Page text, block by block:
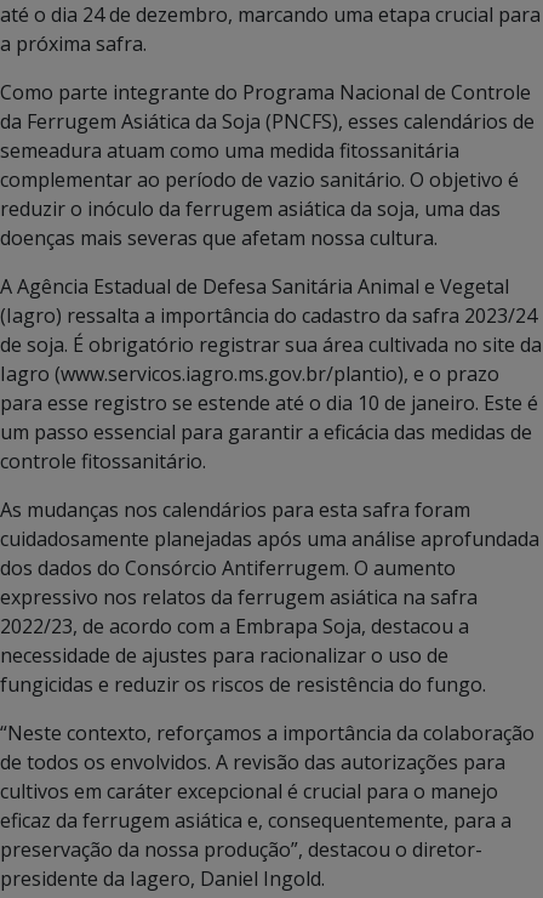
até o dia 24 de dezembro, marcando uma etapa crucial para
a próxima safra.
Como parte integrante do Programa Nacional de Controle
da Ferrugem Asiática da Soja (PNCFS), esses calendários de
semeadura atuam como uma medida fitossanitária
complementar ao período de vazio sanitário. O objetivo é
reduzir o inóculo da ferrugem asiática da soja, uma das
doenças mais severas que afetam nossa cultura.
A Agência Estadual de Defesa Sanitária Animal e Vegetal
(Iagro) ressalta a importância do cadastro da safra 2023/24
de soja. É obrigatório registrar sua área cultivada no site da
Iagro (www.servicos.iagro.ms.gov.br/plantio), e o prazo
para esse registro se estende até o dia 10 de janeiro. Este é
um passo essencial para garantir a eficácia das medidas de
controle fitossanitário.
As mudanças nos calendários para esta safra foram
cuidadosamente planejadas após uma análise aprofundada
dos dados do Consórcio Antiferrugem. O aumento
expressivo nos relatos da ferrugem asiática na safra
2022/23, de acordo com a Embrapa Soja, destacou a
necessidade de ajustes para racionalizar o uso de
fungicidas e reduzir os riscos de resistência do fungo.
“Neste contexto, reforçamos a importância da colaboração
de todos os envolvidos. A revisão das autorizações para
cultivos em caráter excepcional é crucial para o manejo
eficaz da ferrugem asiática e, consequentemente, para a
preservação da nossa produção”, destacou o diretor-
presidente da Iagero, Daniel Ingold.